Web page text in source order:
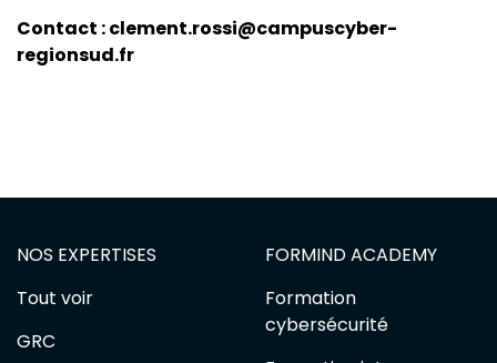
Contact : clement.rossi@campuscyber-
regionsud.fr
NOS EXPERTISES
Tout voir
GRC
FORMIND ACADEMY
Formation
cybersécurité